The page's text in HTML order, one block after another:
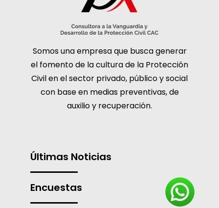
Somos una empresa que busca generar
el fomento de la cultura de la Protección
Civil en el sector privado, público y social
con base en medias preventivas, de
auxilio y recuperación.
Últimas Noticias
Encuestas